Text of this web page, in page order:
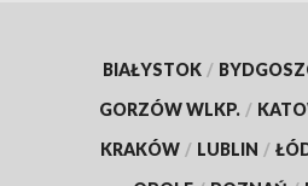
BIAŁYSTOK /
GORZÓW WLKP. /
KRAKÓW / LUBLIN /